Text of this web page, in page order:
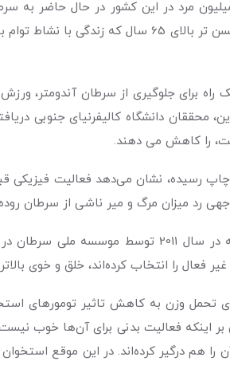
مجله انجمن پزشکی آمریکا نتایج مطالعه‌ای را به چاپ رساند
یک راه برای جلوگیری از سرطان آندومتر،
محققان دانشگاه کالیفرنیای جنوبی
را کاهش می ‌دهند.
که نتایج آنها در مجله آنکولوژی بالینی در سال 2013 به چاپ
سرطان مغز وحشتناک‌ترین نوع سرطان است با این‌حال،
را انتخاب کرده‌اند، خلق و خوی
تحمل وزن به کاهش تاثیر تومورهای
اینکه فعالیت بدنی برای آن‌ها خوب
هم درگیر کرده‌اند. در این موقع